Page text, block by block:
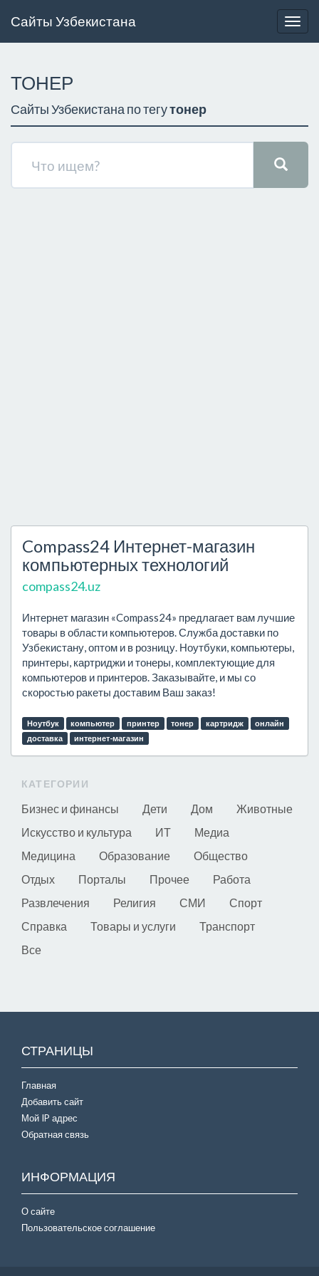
Сайты Узбекистана
ТОНЕР
Сайты Узбекистана по тегутонер
Compass24 Интернет-магазин
компьютерных технологий
compass24.uz
Интернет магазин «Compass24» предлагает вам лучшие
товары в области компьютеров. Служба доставки по
Узбекистану, оптом и в розницу. Ноутбуки, компьютеры,
принтеры, картриджи и тонеры, комплектующие для
компьютеров и принтеров. Заказывайте, и мы со
скоростью ракеты доставим Ваш заказ!
Ноутбук компьютер принтер тонер картридж
онлайн
доставка
интернет-магазин
КАТЕГОРИИ
Бизнес и финансы Дети Дом
Животные
Искусство и культура
ИТ
Медиа
Медицина
Образование
Общество
Отдых
Порталы Прочее
Работа
Развлечения
Религия СМИ
Спорт
Справка
Товары и услуги
Транспорт
Все
СТРАНИЦЫ
Главная
Добавить сайт
Мой IP адрес
Обратная связь
ИНФОРМАЦИЯ
О сайте
Пользовательское соглашение